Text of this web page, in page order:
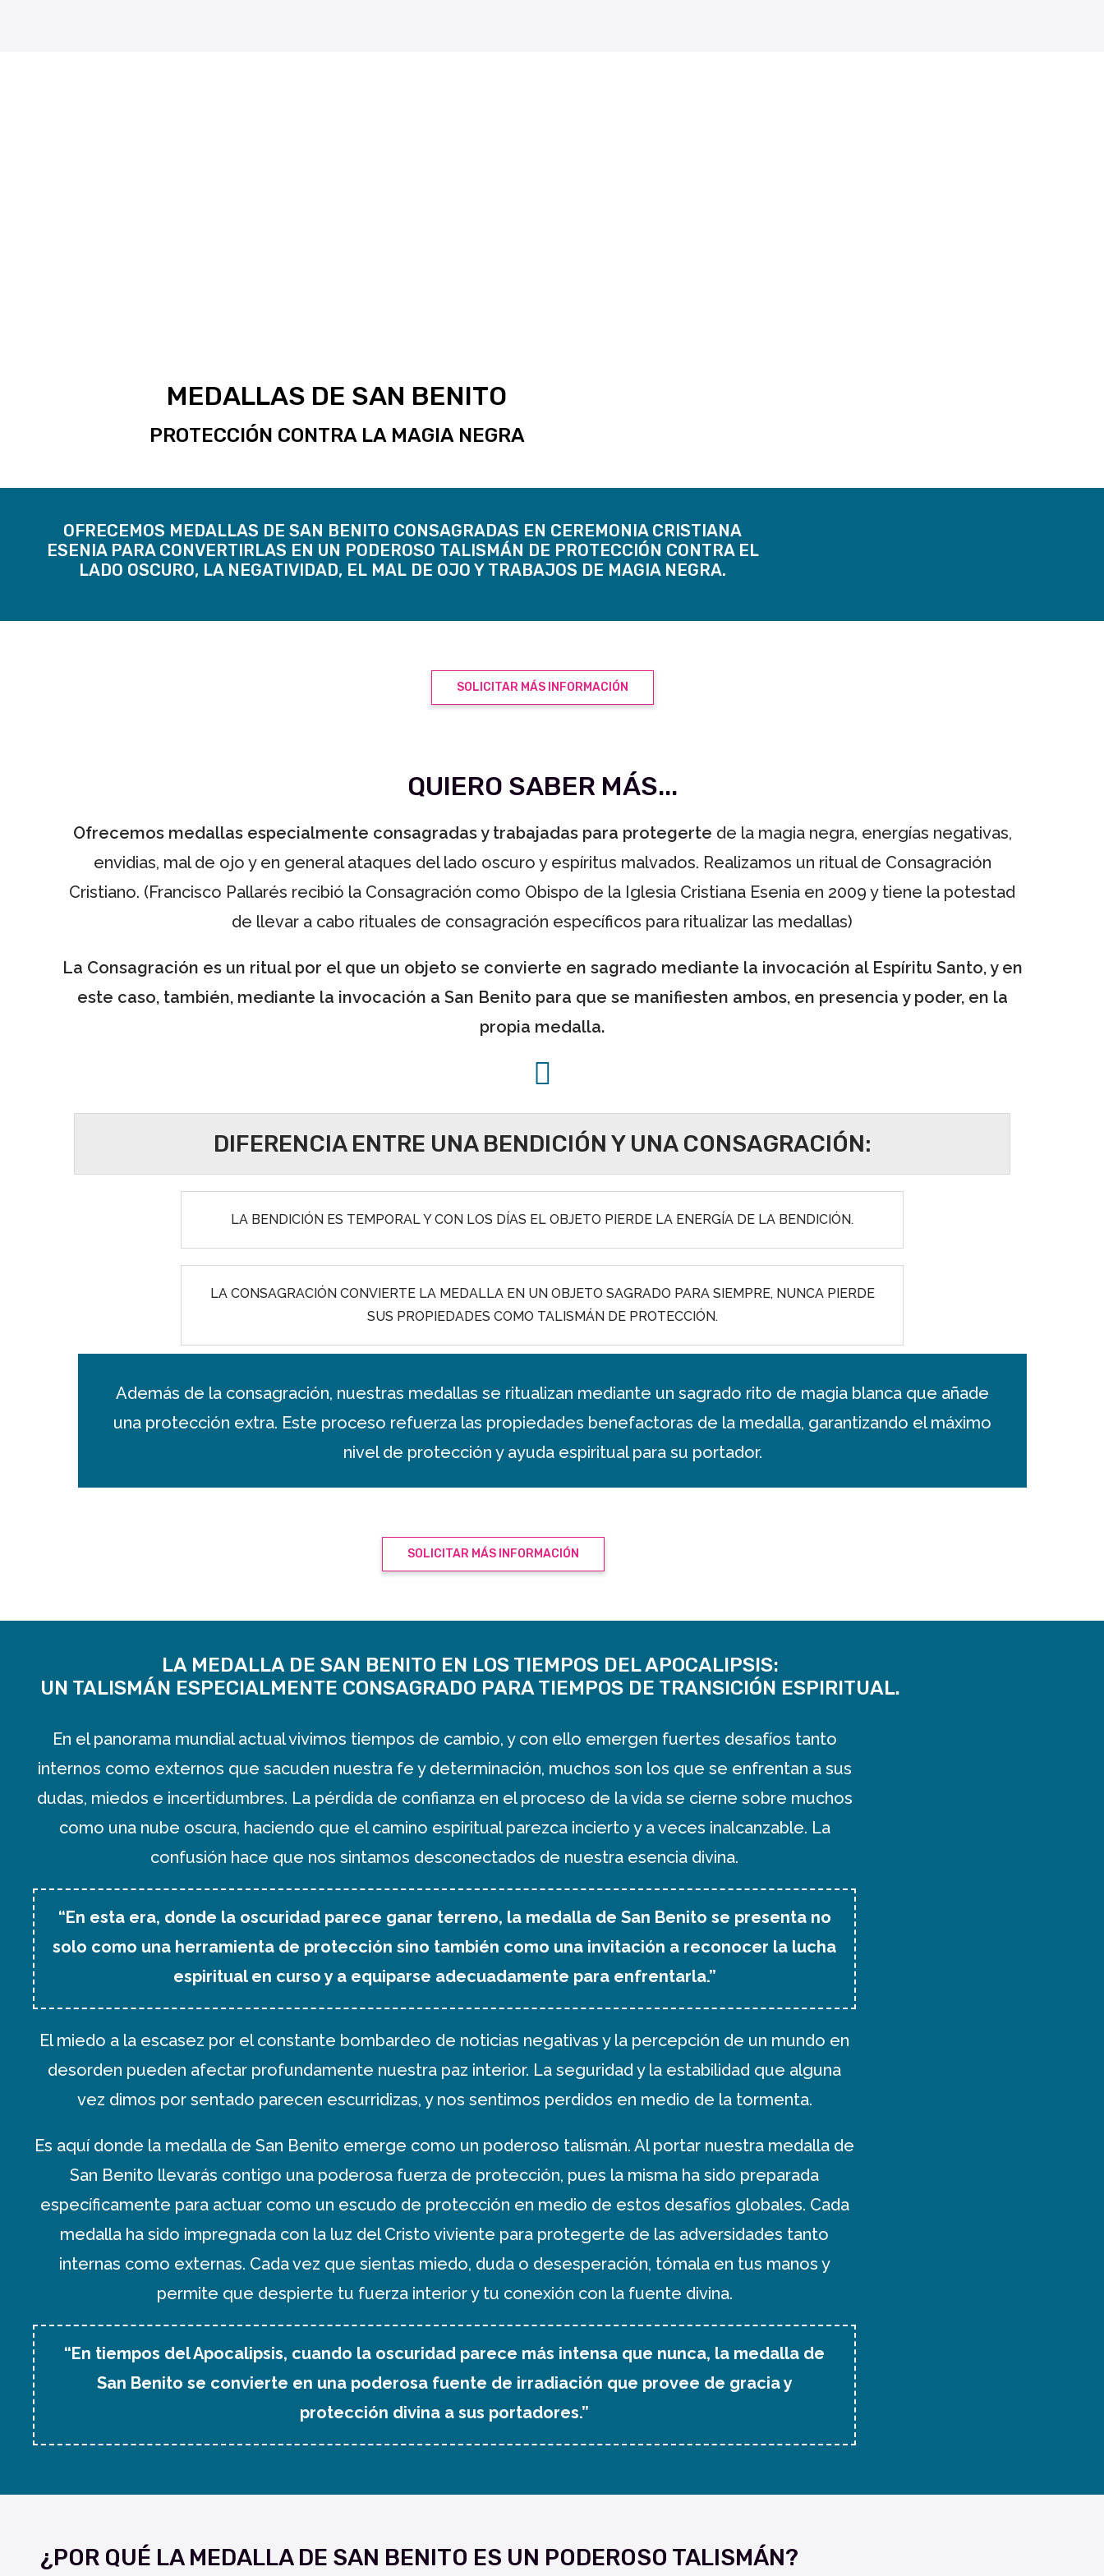
MEDALLAS DE SAN BENITO
PROTECCIÓN CONTRA LA MAGIA NEGRA
OFRECEMOS MEDALLAS DE SAN BENITO CONSAGRADAS EN CEREMONIA CRISTIANA
ESENIA PARA CONVERTIRLAS EN UN PODEROSO TALISMÁN DE PROTECCIÓN CONTRA EL
LADO OSCURO, LA NEGATIVIDAD, EL MAL DE OJO Y TRABAJOS DE MAGIA NEGRA.
SOLICITAR MÁS INFORMACIÓN
QUIERO SABER MÁS...
Ofrecemos medallas especialmente consagradas y trabajadas para protegerte de la magia negra, energías negativas,
envidias, mal de ojo y en general ataques del lado oscuro y espíritus malvados. Realizamos un ritual de Consagración
Cristiano. (Francisco Pallarés recibió la Consagración como Obispo de la Iglesia Cristiana Esenia en 2009 y tiene la potestad
de llevar a cabo rituales de consagración específicos para ritualizar las medallas)
La Consagración es un ritual por el que un objeto se convierte en sagrado mediante la invocación al Espíritu Santo, y en
este caso, también, mediante la invocación a San Benito para que se manifiesten ambos, en presencia y poder, en la
propia medalla.
DIFERENCIA ENTRE UNA BENDICIÓN Y UNA CONSAGRACIÓN:
LA BENDICIÓN ES TEMPORAL Y CON LOS DÍAS EL OBJETO PIERDE LA ENERGÍA DE LA BENDICIÓN.
LA CONSAGRACIÓN CONVIERTE LA MEDALLA EN UN OBJETO SAGRADO PARA SIEMPRE, NUNCA PIERDE
SUS PROPIEDADES COMO TALISMÁN DE PROTECCIÓN.
Además de la consagración, nuestras medallas se ritualizan mediante un sagrado rito de magia blanca que añade
una protección extra. Este proceso refuerza las propiedades benefactoras de la medalla, garantizando el máximo
nivel de protección y ayuda espiritual para su portador.
SOLICITAR MÁS INFORMACIÓN
LA MEDALLA DE SAN BENITO EN LOS TIEMPOS DEL APOCALIPSIS:
UN TALISMÁN ESPECIALMENTE CONSAGRADO PARA TIEMPOS DE TRANSICIÓN ESPIRITUAL.
En el panorama mundial actual vivimos tiempos de cambio, y con ello emergen fuertes desafíos tanto
internos como externos que sacuden nuestra fe y determinación, muchos son los que se enfrentan a sus
dudas, miedos e incertidumbres. La pérdida de confianza en el proceso de la vida se cierne sobre muchos
como una nube oscura, haciendo que el camino espiritual parezca incierto y a veces inalcanzable. La
confusión hace que nos sintamos desconectados de nuestra esencia divina.
“En esta era, donde la oscuridad parece ganar terreno, la medalla de San Benito se presenta no
solo como una herramienta de protección sino también como una invitación a reconocer la lucha
espiritual en curso y a equiparse adecuadamente para enfrentarla.”
El miedo a la escasez por el constante bombardeo de noticias negativas y la percepción de un mundo en
desorden pueden afectar profundamente nuestra paz interior. La seguridad y la estabilidad que alguna
vez dimos por sentado parecen escurridizas, y nos sentimos perdidos en medio de la tormenta.
Es aquí donde la medalla de San Benito emerge como un poderoso talismán. Al portar nuestra medalla de
San Benito llevarás contigo una poderosa fuerza de protección, pues la misma ha sido preparada
específicamente para actuar como un escudo de protección en medio de estos desafíos globales. Cada
medalla ha sido impregnada con la luz del Cristo viviente para protegerte de las adversidades tanto
internas como externas. Cada vez que sientas miedo, duda o desesperación, tómala en tus manos y
permite que despierte tu fuerza interior y tu conexión con la fuente divina.
“En tiempos del Apocalipsis, cuando la oscuridad parece más intensa que nunca, la medalla de
San Benito se convierte en una poderosa fuente de irradiación que provee de gracia y
protección divina a sus portadores.”
¿POR QUÉ LA MEDALLA DE SAN BENITO ES UN PODEROSO TALISMÁN?